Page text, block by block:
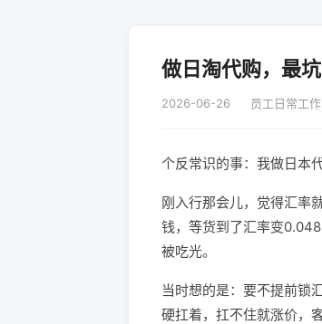
做日淘代购，最
2026-06-26 员工日常工作
个反常识的事：我做日本
刚入行那会儿，觉得汇率
钱，等货到了汇率变
被吃光。
当时想的是：要不提前锁
硬扛着，扛不住就涨价，